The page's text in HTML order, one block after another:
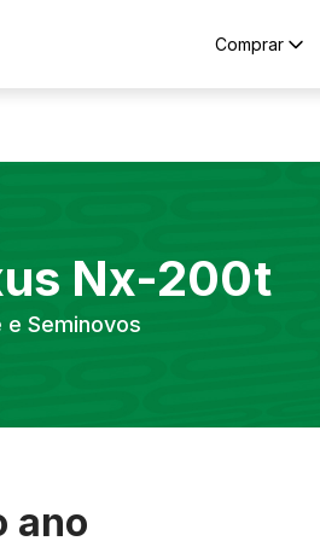
Comprar
Nx-200t
e Seminovos
ano